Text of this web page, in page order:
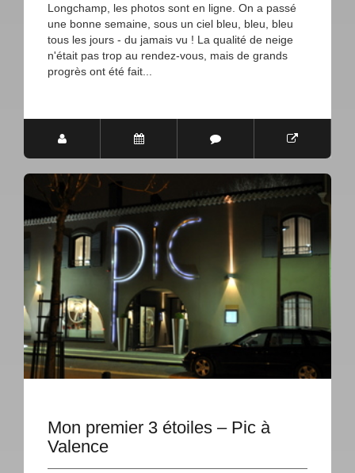
Longchamp, les photos sont en ligne. On a passé
une bonne semaine, sous un ciel bleu, bleu, bleu
tous les jours - du jamais vu ! La qualité de neige
n'était pas trop au rendez-vous, mais de grands
progrès ont été fait...
Mon premier 3 étoiles – Pic à
Valence